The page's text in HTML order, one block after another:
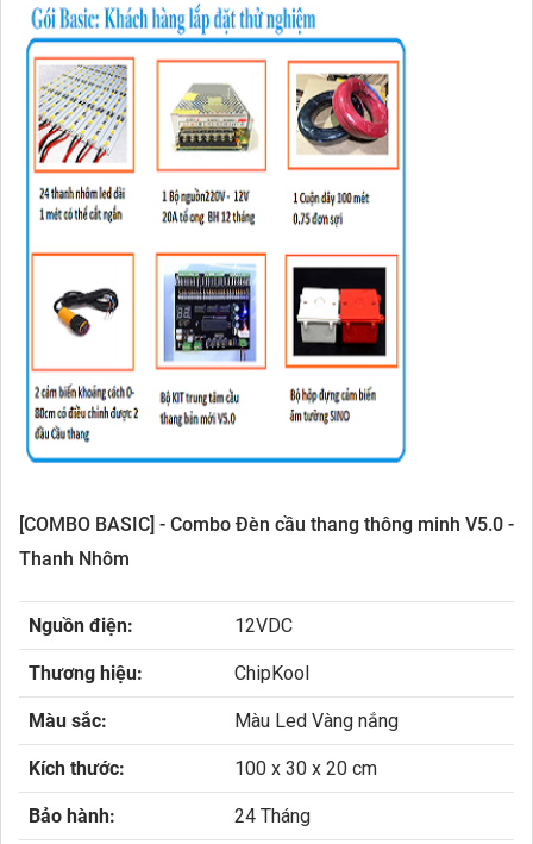
[COMBO BASIC] - Combo Đèn cầu thang thông minh V5.0 -
Thanh Nhôm
Nguồn điện: 12VDC
Thương hiệu: ChipKool
Màu sắc: Màu Led Vàng nắng
Kích thước: 100 x 30 x 20 cm
Bảo hành: 24 Tháng